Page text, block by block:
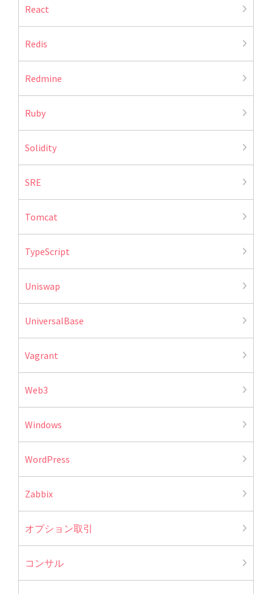
React
Redis
Redmine
Ruby
Solidity
SRE
Tomcat
TypeScript
Uniswap
UniversalBase
Vagrant
Web3
Windows
WordPress
Zabbix
オプション取引
コンサル